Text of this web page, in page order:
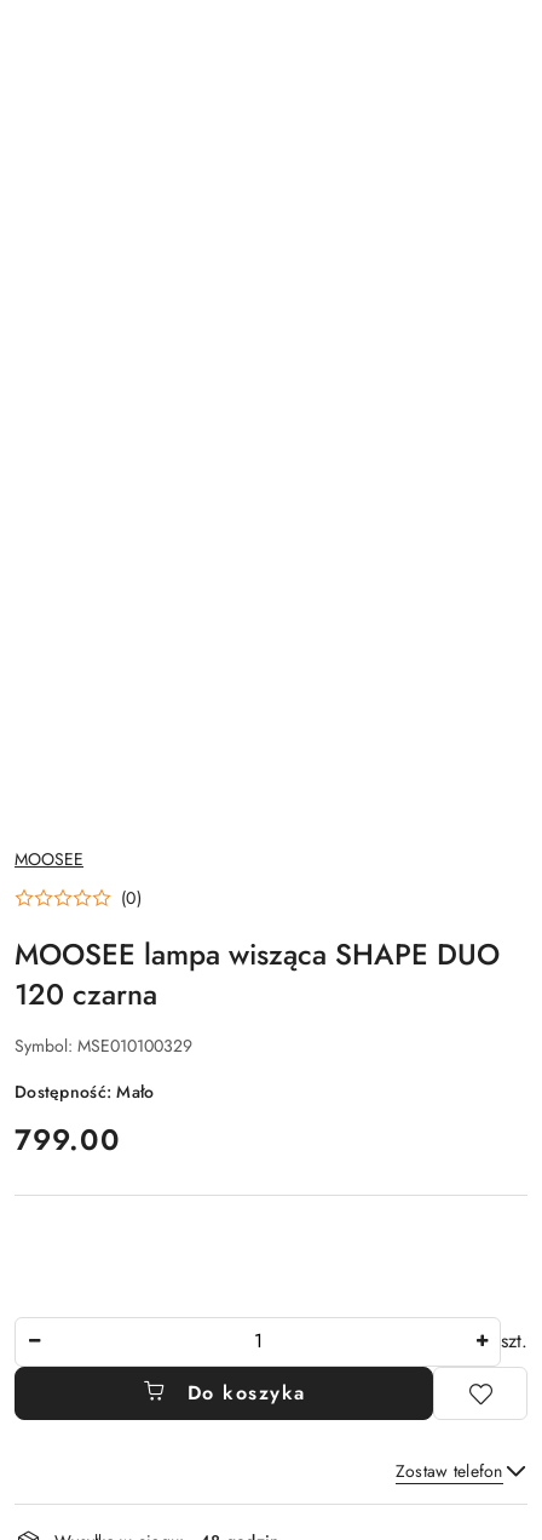
NAZWA
PRODUCENTA:
MOOSEE
(0)
MOOSEE lampa wisząca SHAPE DUO
120 czarna
Symbol: MSE010100329
Dostępność:Mało
cena:
799.00
szt.
Do koszyka
Zostaw telefon
Dostępność